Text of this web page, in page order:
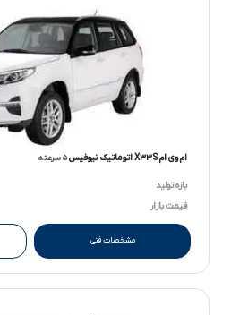
ام وی ام X۳۳S اتوماتیک نیوفیس ۵ سرعته
بازه تولید
قیمت بازار
مشخصات فنی